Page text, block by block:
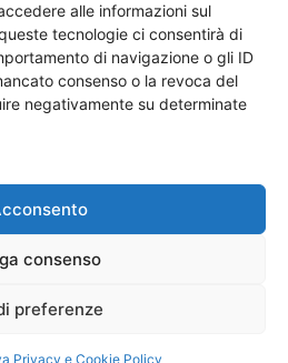
alle informazioni sul
tecnologie ci consentirà di
di navigazione o gli ID
consenso o la revoca del
negativamente su determinate
consenso
preferenze
Privacy e Cookie Policy
managed by